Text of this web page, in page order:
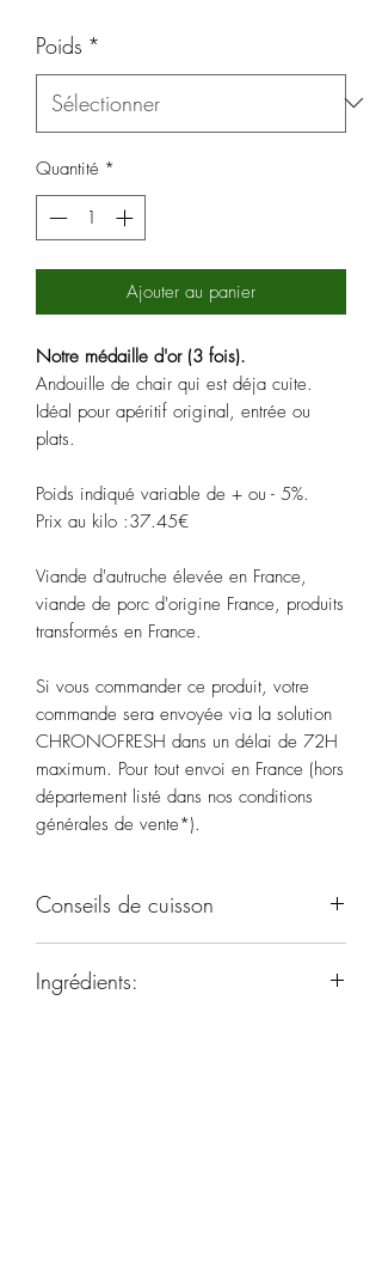
Poids *
Quantité *
Ajouter au panier
Notre médaille d'or (3 fois).
Andouille de chair qui est déja cuite.
Idéal pour apéritif original, entrée ou
plats.
Poids indiqué variable de + ou - 5%.
Prix au kilo :37.45€
Viande d'autruche élevée en France,
viande de porc d'origine France, produits
transformés en France.
Si vous commander ce produit, votre
commande sera envoyée via la solution
CHRONOFRESH dans un délai de 72H
maximum. Pour tout envoi en France (hors
département listé dans nos conditions
générales de vente*).
Conseils de cuisson
Ingrédients: